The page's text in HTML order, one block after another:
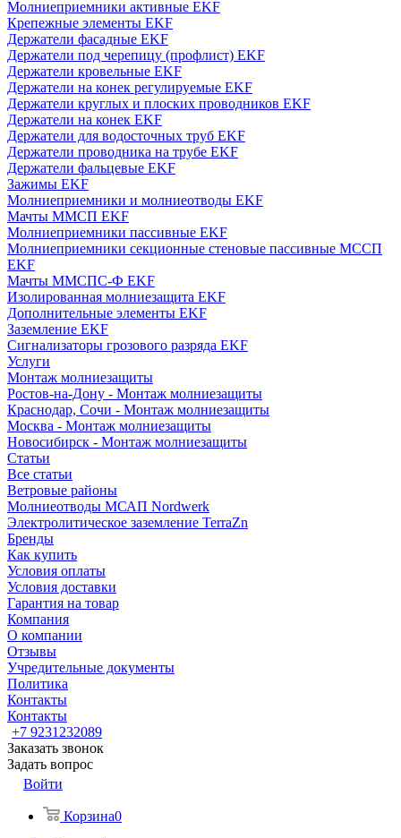
Молниеприемники активные EKF
Крепежные элементы EKF
Держатели фасадные EKF
Держатели под черепицу (профлист) EKF
Держатели кровельные EKF
Держатели на конек регулируемые EKF
Держатели круглых и плоских проводников EKF
Держатели на конек EKF
Держатели для водосточных труб EKF
Держатели проводника на трубе EKF
Держатели фальцевые EKF
Зажимы EKF
Молниеприемники и молниеотводы EKF
Мачты ММСП EKF
Молниеприемники пассивные EKF
Молниеприемники секционные стеновые пассивные МССП
EKF
Мачты ММСПС-Ф EKF
Изолированная молниезащита EKF
Дополнительные элементы EKF
Заземление EKF
Сигнализаторы грозового разряда EKF
Услуги
Монтаж молниезащиты
Ростов-на-Дону - Монтаж молниезащиты
Краснодар, Сочи - Монтаж молниезащиты
Москва - Монтаж молниезащиты
Новосибирск - Монтаж молниезащиты
Статьи
Все статьи
Ветровые районы
Молниеотводы МСАП Nordwerk
Электролитическое заземление TerraZn
Бренды
Как купить
Условия оплаты
Условия доставки
Гарантия на товар
Компания
О компании
Отзывы
Учредительные документы
Политика
Контакты
Контакты
+7 9231232089
Заказать звонок
Задать вопрос
Войти
Корзина0